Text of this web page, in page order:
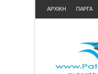
ΑΡΧΙΚΗ ΠΑΡΓΑ